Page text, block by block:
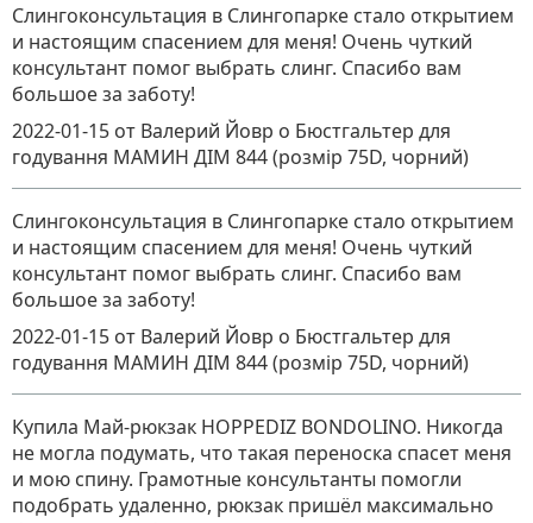
Слингоконсультация в Слингопарке стало открытием
и настоящим спасением для меня! Очень чуткий
консультант помог выбрать слинг. Спасибо вам
большое за заботу!
2022-01-15 от Валерий Йовр о Бюстгальтер для
годування МАМИН ДІМ 844 (розмір 75D, чорний)
Слингоконсультация в Слингопарке стало открытием
и настоящим спасением для меня! Очень чуткий
консультант помог выбрать слинг. Спасибо вам
большое за заботу!
2022-01-15 от Валерий Йовр о Бюстгальтер для
годування МАМИН ДІМ 844 (розмір 75D, чорний)
Купила Май-рюкзак HOPPEDIZ BONDOLINO. Никогда
не могла подумать, что такая переноска спасет меня
и мою спину. Грамотные консультанты помогли
подобрать удаленно, рюкзак пришёл максимально